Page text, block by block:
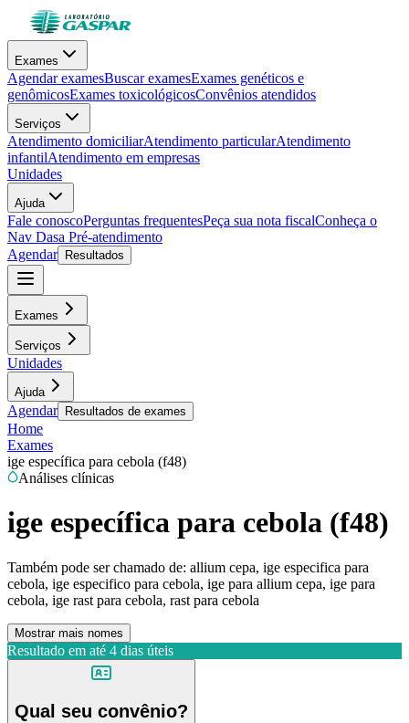
Exames
Agendar examesBuscar examesExames genéticos e
genômicosExames toxicológicosConvênios atendidos
Serviços
Atendimento domiciliarAtendimento particularAtendimento
infantilAtendimento em empresas
Unidades
Ajuda
Fale conoscoPerguntas frequentesPeça sua nota fiscalConheça o
Nav Dasa Pré-atendimento
Agendar
Resultados
Exames
Serviços
Unidades
Ajuda
Agendar Resultados de exames
Home
Exames
ige específica para cebola (f48)
Análises clínicas
ige específica para cebola (f48)
Também pode ser chamado de: allium cepa, ige especifica para
cebola, ige especifico para cebola, ige para allium cepa, ige para
cebola, ige rast para cebola, rast para cebola
Mostrar mais nomes
Resultado em até 4 dias úteis
Qual seu convênio?